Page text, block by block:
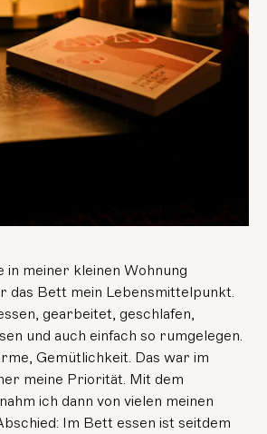
in meiner kleinen Wohnung
das Bett mein Lebensmittelpunkt.
gearbeitet, geschlafen,
und auch einfach so rumgelegen.
Gemütlichkeit. Das war im
meine Priorität. Mit dem
ich dann von vielen meinen
Im Bett essen ist seitdem